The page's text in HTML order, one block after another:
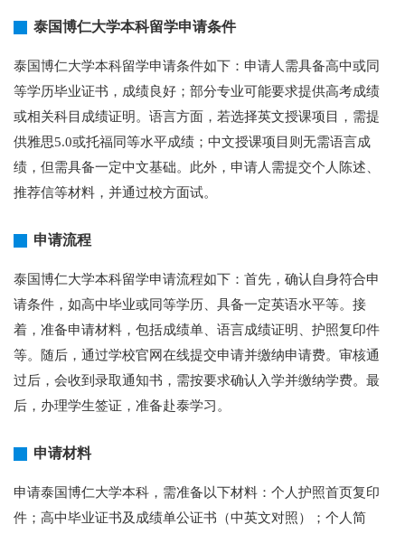
泰国博仁大学本科留学申请条件
泰国博仁大学本科留学申请条件如下：申请人需具备高中或同
等学历毕业证书，成绩良好；部分专业可能要求提供高考成绩
或相关科目成绩证明。语言方面，若选择英文授课项目，需提
供雅思5.0或托福同等水平成绩；中文授课项目则无需语言成
绩，但需具备一定中文基础。此外，申请人需提交个人陈述、
推荐信等材料，并通过校方面试。
申请流程
泰国博仁大学本科留学申请流程如下：首先，确认自身符合申
请条件，如高中毕业或同等学历、具备一定英语水平等。接
着，准备申请材料，包括成绩单、语言成绩证明、护照复印件
等。随后，通过学校官网在线提交申请并缴纳申请费。审核通
过后，会收到录取通知书，需按要求确认入学并缴纳学费。最
后，办理学生签证，准备赴泰学习。
申请材料
申请泰国博仁大学本科，需准备以下材料：个人护照首页复印
件；高中毕业证书及成绩单公证书（中英文对照）；个人简